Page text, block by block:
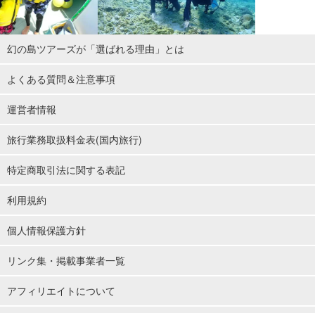
幻の島ツアーズが「選ばれる理由」とは
よくある質問＆注意事項
運営者情報
旅行業務取扱料金表(国内旅行)
特定商取引法に関する表記
利用規約
個人情報保護方針
リンク集・掲載事業者一覧
アフィリエイトについて